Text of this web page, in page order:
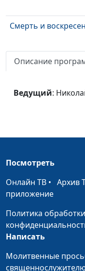
Смерть и
Остаток и его
небесном
Брак и семья
Христианский образ
жизни
Описание
Ведущий:
Посмотреть
Онлайн ТВ • Архив
приложение
Политика
Написать
Молитвенные